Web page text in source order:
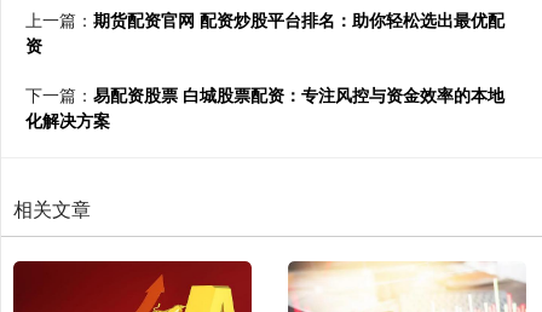
上一篇： 期货配资官网 配资炒股平台排名：助你轻松选出最优配
资
下一篇： 易配资股票 白城股票配资：专注风控与资金效率的本地
化解决方案
相关文章